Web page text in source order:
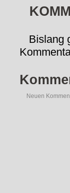
Bislang
Neuen